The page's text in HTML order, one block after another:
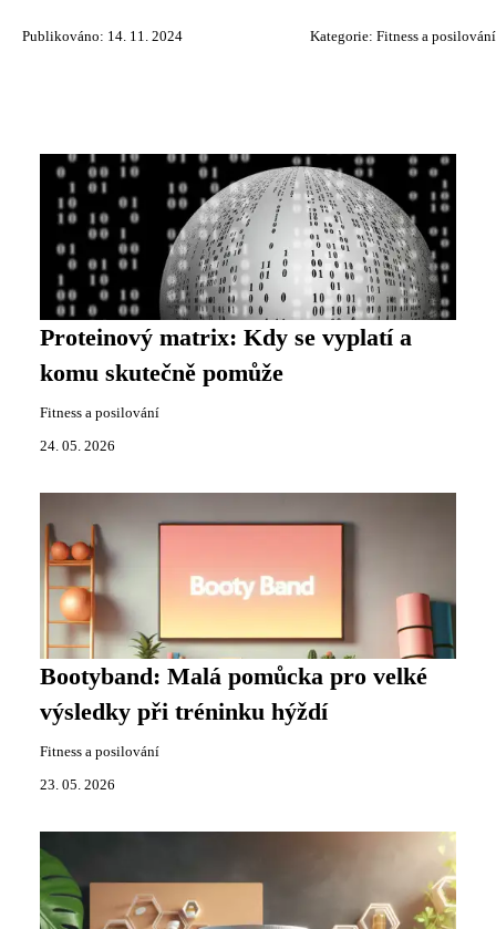
Publikováno: 14. 11. 2024 Kategorie: Fitness a posilování
Proteinový matrix: Kdy se vyplatí a
komu skutečně pomůže
Fitness a posilování
24. 05. 2026
Bootyband: Malá pomůcka pro velké
výsledky při tréninku hýždí
Fitness a posilování
23. 05. 2026